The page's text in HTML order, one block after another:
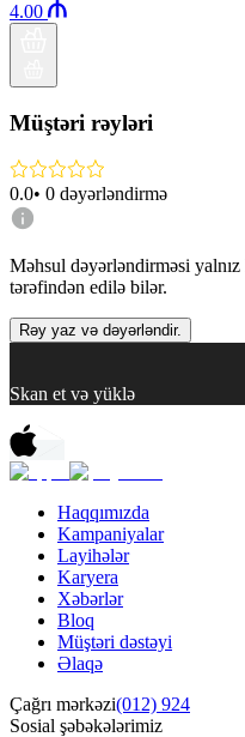
4.00
Müştəri rəyləri
0.0• 0 dəyərləndirmə
Məhsul dəyərləndirməsi
tərəfindən edilə bilər.
Rəy yaz və dəyərləndir.
Skan et və yüklə
Haqqımızda
Kampaniyalar
Layihələr
Karyera
Xəbərlər
Bloq
Müştəri dəstəyi
Əlaqə
Çağrı mərkəzi(012) 924
Sosial şəbəkələrimiz